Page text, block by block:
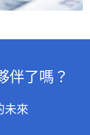
伴了嗎？
未來